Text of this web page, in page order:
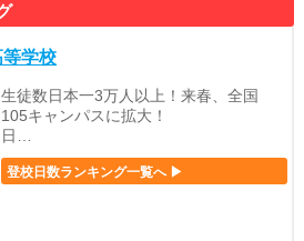
学校
生徒数日本一3万人以上！来春、全国
105キャンパスに拡大！
日…
登校日数ランキング一覧へ ▶